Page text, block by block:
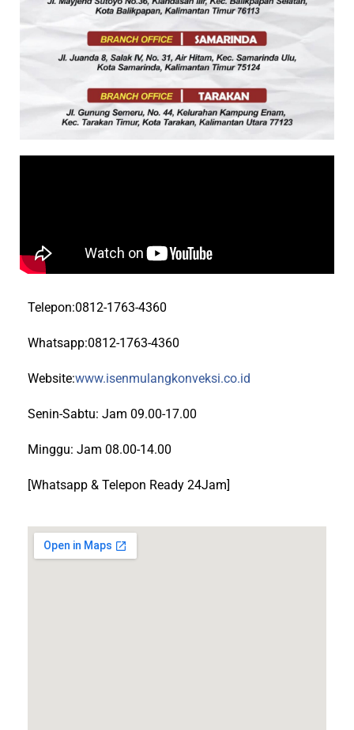
Telepon:0812-1763-4360
Whatsapp:0812-1763-4360
Website:www.isenmulangkonveksi.co.id
Senin-Sabtu: Jam 09.00-17.00
Minggu: Jam 08.00-14.00
[Whatsapp & Telepon Ready 24Jam]